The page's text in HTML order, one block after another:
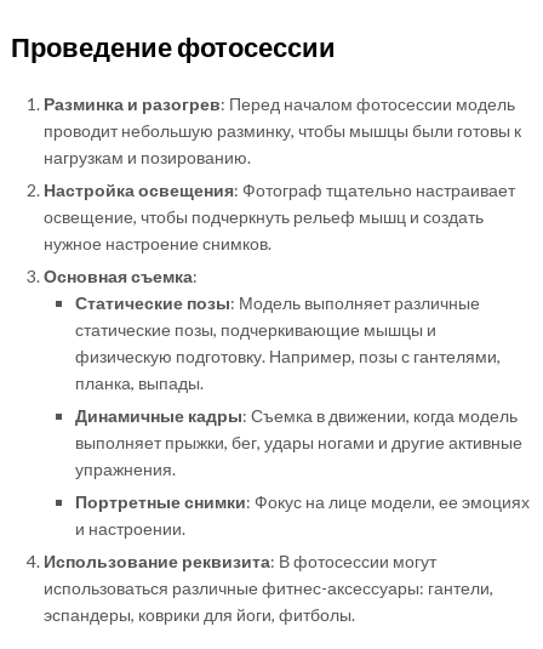
Проведение фотосессии
Разминка и разогрев: Перед началом фотосессии модель
проводит небольшую разминку, чтобы мышцы были готовы к
нагрузкам и позированию.
Настройка освещения: Фотограф тщательно настраивает
освещение, чтобы подчеркнуть рельеф мышц и создать
нужное настроение снимков.
Основная съемка:
Статические позы: Модель выполняет различные
статические позы, подчеркивающие мышцы и
физическую подготовку. Например, позы с гантелями,
планка, выпады.
Динамичные кадры: Съемка в движении, когда модель
выполняет прыжки, бег, удары ногами и другие активные
упражнения.
Портретные снимки: Фокус на лице модели, ее эмоциях
и настроении.
Использование реквизита: В фотосессии могут
использоваться различные фитнес-аксессуары: гантели,
эспандеры, коврики для йоги, фитболы.